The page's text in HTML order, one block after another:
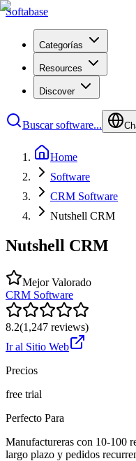
Softabase
Categorías
Resources
Discover
Buscar software...
Home
Software
CRM Software
Nutshell CRM
Nutshell CRM
Mejor Valorado
CRM Software
8.2(1,247 reviews)
Ir al Sitio Web
Precios
free trial
Perfecto Para
Manufactureras con 10-100
largo plazo y pedidos